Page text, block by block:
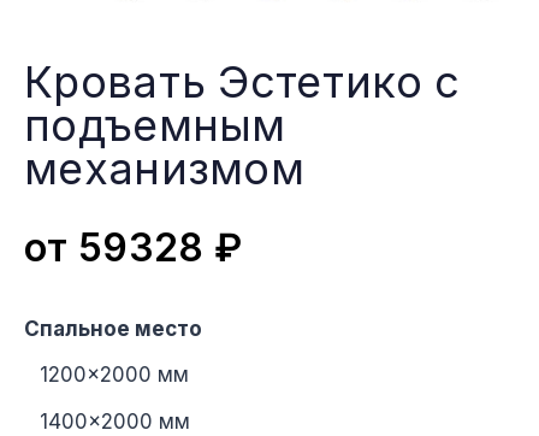
Кровать Эстетико с
подъемным
меxанизмом
от 59328 ₽
Спальное место
1200×2000 мм
1400×2000 мм